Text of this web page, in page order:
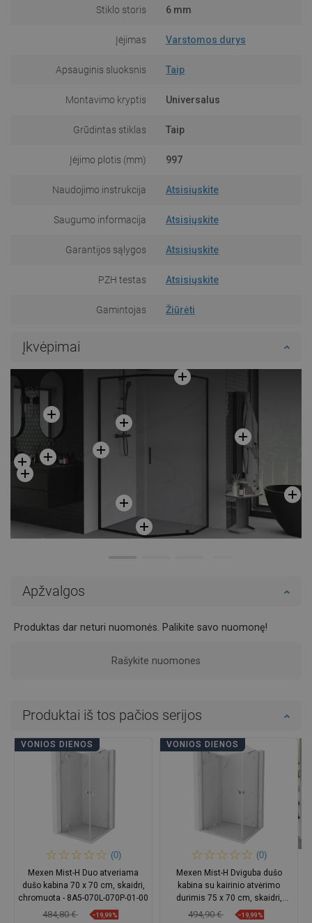
Stiklo storis 6 mm
Įėjimas Varstomos durys
Apsauginis sluoksnis Taip
Montavimo kryptis Universalus
Grūdintas stiklas Taip
Įėjimo plotis (mm) 997
Naudojimo instrukcija Atsisiųskite
Saugumo informacija Atsisiųskite
Garantijos sąlygos Atsisiųskite
PZH testas Atsisiųskite
Gamintojas Žiūrėti
Įkvėpimai
Apžvalgos
Produktas dar neturi nuomonės. Palikite savo nuomonę!
Rašykite nuomones
Produktai iš tos pačios serijos
VONIOS DIENOS
(0)
Mexen Mist-H Duo atveriama
dušo kabina 70 x 70 cm, skaidri,
chromuota - 8A5-070L-070P-01-00
484,80 € −19,99%
VONIOS DIENOS
(0)
Mexen Mist-H Dviguba dušo
kabina su kairinio atvėrimo
durimis 75 x 70 cm, skaidri,
chromuota - 8A5-075L-070P-01-00
494,90 € −19,99%